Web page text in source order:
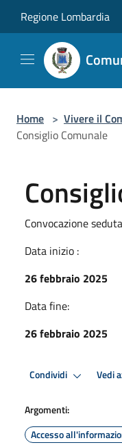
Regione Lombardia
Home > Vivere il
Consiglio Comunale
Convocazione
Data inizio :
26 febbraio 2025
Data fine:
26 febbraio 2025
Condividi Vedi
Argomenti:
Accesso